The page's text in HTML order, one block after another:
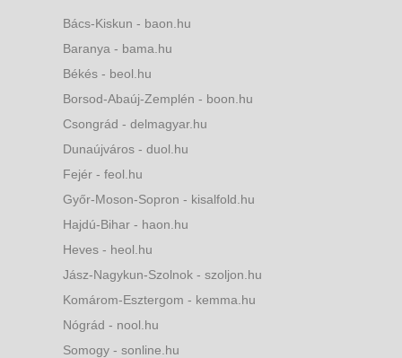
Bács-Kiskun - baon.hu
Baranya - bama.hu
Békés - beol.hu
Borsod-Abaúj-Zemplén - boon.hu
Csongrád - delmagyar.hu
Dunaújváros - duol.hu
Fejér - feol.hu
Győr-Moson-Sopron - kisalfold.hu
Hajdú-Bihar - haon.hu
Heves - heol.hu
Jász-Nagykun-Szolnok - szoljon.hu
Komárom-Esztergom - kemma.hu
Nógrád - nool.hu
Somogy - sonline.hu